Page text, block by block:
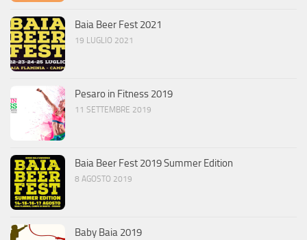
Baia Beer Fest 2021
19 LUGLIO 2021
Pesaro in Fitness 2019
11 SETTEMBRE 2019
Baia Beer Fest 2019 Summer Edition
8 AGOSTO 2019
Baby Baia 2019